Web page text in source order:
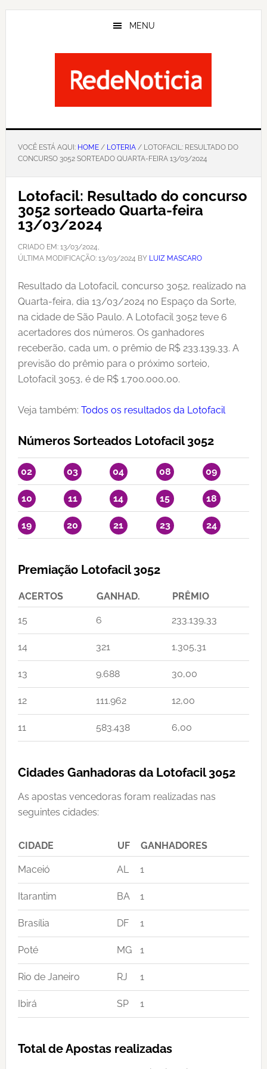
Skip
MENU
VOCÊ ESTÁ AQUI: HOME/ LOTERIA/ LOTOFACIL: RESULTADO DO
CONCURSO 3052 SORTEADO QUARTA-FEIRA 13/03/2024
Lotofacil: Resultado do concurso
3052 sorteado Quarta-feira
13/03/2024
CRIADO EM: 13/03/2024,
ÚLTIMA MODIFICAÇÃO: 13/03/2024 BY LUIZ MASCARO
Resultado da Lotofacil, concurso 3052, realizado na
Quarta-feira, dia 13/03/2024 no Espaço da Sorte,
na cidade de São Paulo. A Lotofacil 3052 teve 6
acertadores dos números. Os ganhadores
receberão, cada um, o prêmio de R$ 233.139,33. A
previsão do prêmio para o próximo sorteio,
Lotofacil 3053, é de R$ 1.700.000,00.
Veja também: Todos os resultados da Lotofacil
Números Sorteados Lotofacil 3052
02 03 04 08 09
10 11 14 15 18
19 20 21 23 24
Premiação Lotofacil 3052
ACERTOS GANHAD. PRÊMIO
15 6 233.139,33
14 321 1.305,31
13 9.688 30,00
12 111.962 12,00
11 583.438 6,00
Cidades Ganhadoras da Lotofacil 3052
As apostas vencedoras foram realizadas nas
seguintes cidades:
CIDADE UF GANHADORES
Maceió AL 1
Itarantim BA 1
Brasília DF 1
Poté MG 1
Rio de Janeiro RJ 1
Ibirá SP 1
Total de Apostas realizadas